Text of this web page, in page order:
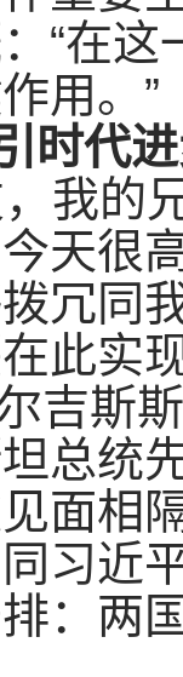
“在
用。”
时代
我的
天很
冗同
在此
吉斯
总统
面相
习近
：两